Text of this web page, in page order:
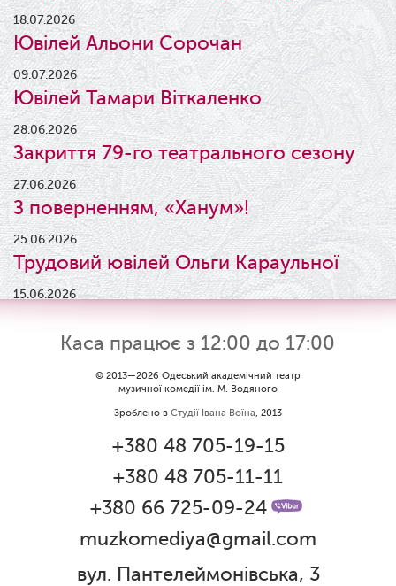
18.07.2026
Ювілей Альони Сорочан
09.07.2026
Ювілей Тамари Віткаленко
28.06.2026
Закриття 79-го театрального сезону
27.06.2026
З поверненням, «Ханум»!
25.06.2026
Трудовий ювілей Ольги Караульної
15.06.2026
Результати конкурсу
09.06.2026
Вітаємо Ірину Візіренко з
народженням дівчинки!
Дякуємо за свято!
Графік роботи каси 1 червня
Ювілей Олени Редько
Каса працює з 12:00 до 17:00
© 2013—2026 Одеський академічний театр
музичної комедії ім. М. Водяного
Зроблено в Студії Івана Воїна, 2013
+380 48 705-19-15
+380 48 705-11-11
+380 66 725-09-24
muzkomediya@gmail.com
вул. Пантелеймонівська, 3